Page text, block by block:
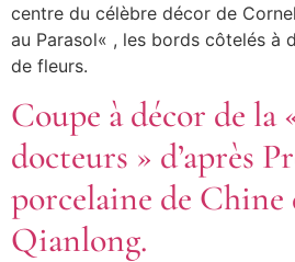
centre du célèbre décor de
au Parasol« , les bords côtelés à
de fleurs.
Coupe à décor de la
docteurs » d’après
porcelaine de Chine
Qianlong.